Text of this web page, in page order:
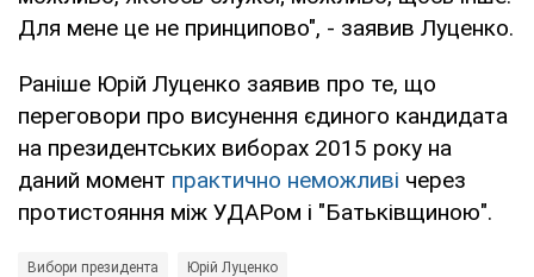
Для мене це не принципово", - заявив Луценко.
Раніше Юрій Луценко заявив про те, що
переговори про висунення єдиного кандидата
на президентських виборах 2015 року на
даний момент практично неможливі через
протистояння між УДАРом і "Батьківщиною".
Вибори президента Юрій Луценко